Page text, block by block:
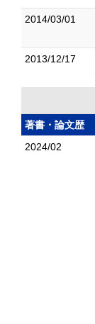
2014/03/01
2013/12/17
著書・論文歴
2024/02